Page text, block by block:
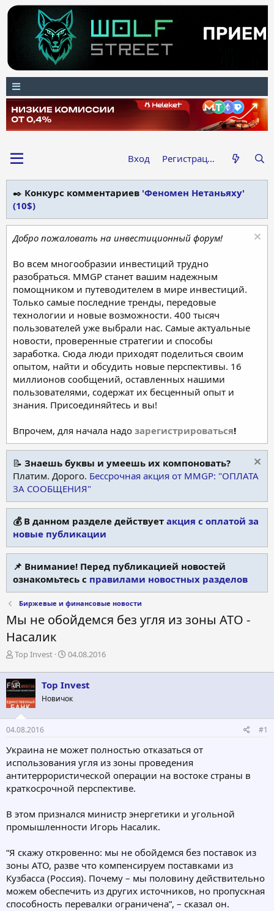
Вход Регистрация
✒️ Конкурс комментариев 'Феномен Нетаньяху'
(10$)
Добро пожаловать на инвестиционный форум!
Во всем многообразии инвестиций трудно
разобраться. MMGP станет вашим надежным
помощником и путеводителем в мире инвестиций.
Только самые последние тренды, передовые
технологии и новые возможности. 400 тысяч
пользователей уже выбрали нас. Самые актуальные
новости, проверенные стратегии и способы
заработка. Сюда люди приходят поделиться своим
опытом, найти и обсудить новые перспективы. 16
миллионов сообщений, оставленных нашими
пользователями, содержат их бесценный опыт и
знания. Присоединяйтесь и вы!
Впрочем, для начала надо зарегистрироваться!
📝 Знаешь буквы и умеешь их компоновать?
Платим. Дорого. Бессрочная акция от MMGP: "ОПЛАТА
ЗА СООБЩЕНИЯ"
💰 В данном разделе действует акция с оплатой за
новые публикации
📌 Внимание! Перед публикацией новостей
ознакомьтесь с правилами новостных разделов
Биржевые и финансовые новости
Мы не обойдемся без угля из зоны АТО -
Насалик
А
т
о
р
т
е
м
Top Invest
Д
т
а
н
ч
а
04.08.2016
Top Invest
Новичок
04.08.2016 #1
Украина не может полностью отказаться от
использования угля из зоны проведения
антитеррористической операции на востоке страны в
краткосрочной перспективе.
В этом признался министр энергетики и угольной
промышленности Игорь Насалик.
“Я скажу откровенно: мы не обойдемся без поставок из
зоны АТО, разве что компенсируем поставками из
Кузбасса (Россия). Почему – мы половину действительно
можем обеспечить из других источников, но пропускная
способность перевалки ограничена”, – сказал он.